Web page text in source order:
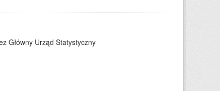
Główny Urząd Statystyczny